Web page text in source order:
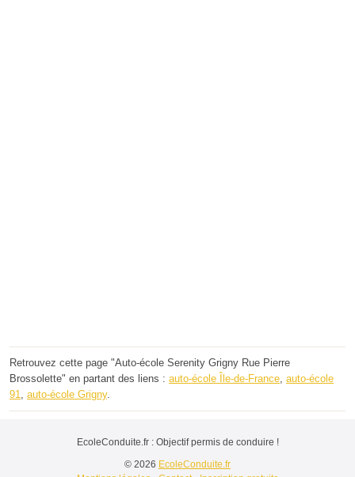
Retrouvez cette page "Auto-école Serenity Grigny Rue Pierre
Brossolette" en partant des liens : auto-école Île-de-France auto-école
91
auto-école Grigny.
EcoleConduite.fr : Objectif permis de conduire !
© 2026 EcoleConduite.fr